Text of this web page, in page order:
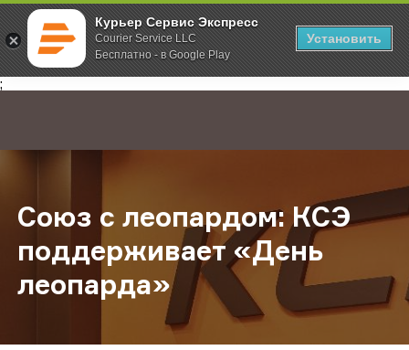
Курьер Сервис Экспресс
Courier Service LLC
Бесплатно - в Google Play
Установить
;
Главная О компании Новости Союз с леопардом: КСЭ
Союз с леопардом: КСЭ
поддерживает «День
леопарда»